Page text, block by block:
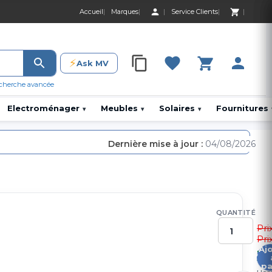
Accueil Marques Service Clients
0 Produit 0,00
avancée
⚡Ask MV 0 Produit 0,00 DH
Electroménager ▾ Meubles ▾ Solaires ▾ Fournitures
QUANTITÉ
Dernière mise à jour : 04/08/2026